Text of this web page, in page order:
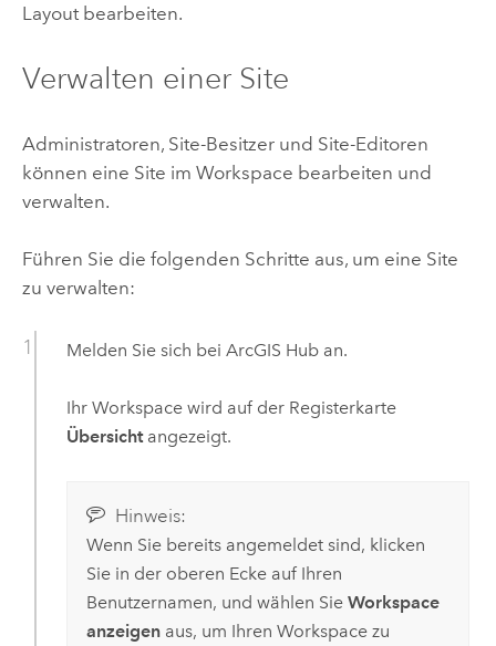
Layout bearbeiten.
Verwalten einer Site
Administratoren, Site-Besitzer und Site-Editoren
können eine Site im Workspace bearbeiten und
verwalten.
Führen Sie die folgenden Schritte aus, um eine Site
zu verwalten:
Melden Sie sich bei ArcGIS Huban.
Ihr Workspace wird auf der Registerkarte
Übersichtangezeigt.
Hinweis:
Wenn Sie bereits angemeldet sind, klicken
Sie in der oberen Ecke auf Ihren
Benutzernamen, und wählen Sie Workspace
anzeigenaus, um Ihren Workspace zu